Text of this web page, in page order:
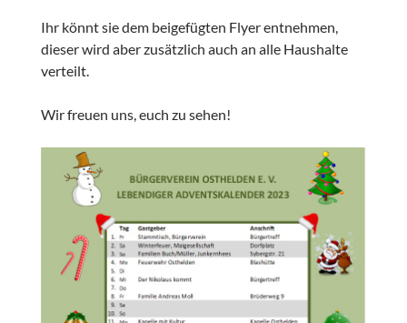
Ihr könnt sie dem beigefügten Flyer entnehmen,
dieser wird aber zusätzlich auch an alle Haushalte
verteilt.
Wir freuen uns, euch zu sehen!